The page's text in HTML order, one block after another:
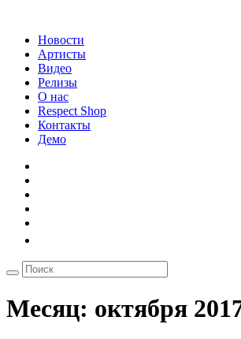
Новости
Артисты
Видео
Релизы
О нас
Respect Shop
Контакты
Демо
Месяц: октября